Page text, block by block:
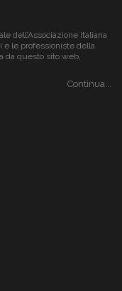
dell’Associazione Italiana
e le professioniste della
da questo sito web,
Continua...